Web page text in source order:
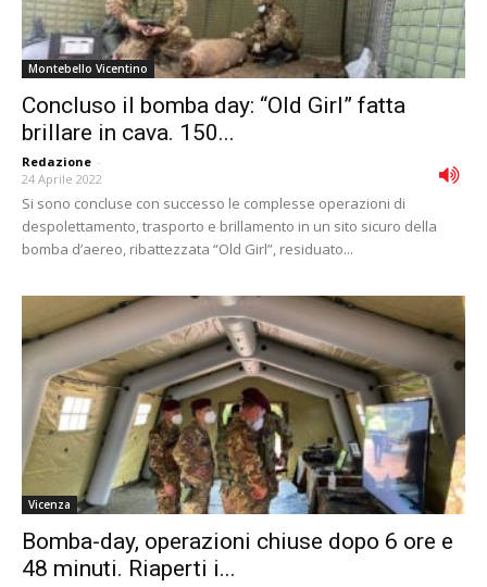
Montebello Vicentino
Concluso il bomba day: “Old Girl” fatta
brillare in cava. 150...
Redazione -
24 Aprile 2022
Si sono concluse con successo le complesse operazioni di
despolettamento, trasporto e brillamento in un sito sicuro della
bomba d’aereo, ribattezzata “Old Girl”, residuato...
Vicenza
Bomba-day, operazioni chiuse dopo 6 ore e
48 minuti. Riaperti i...